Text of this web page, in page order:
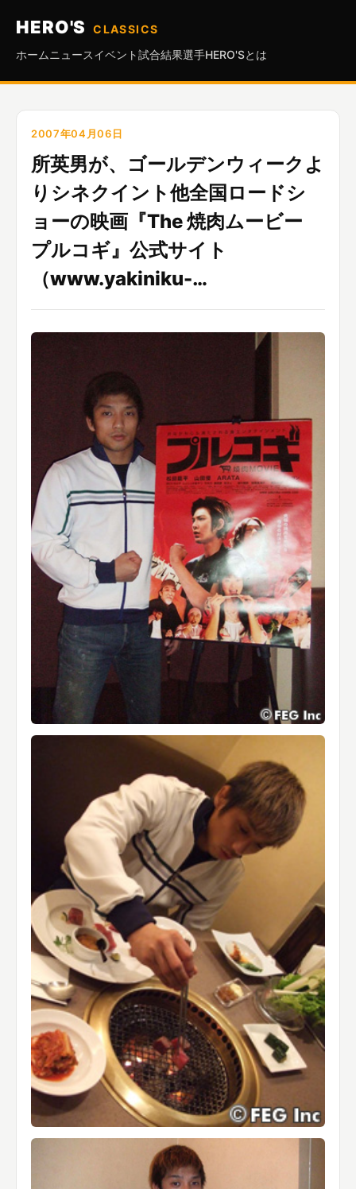
HERO'S
CLASSICS
ホーム ニュースイベント試合結果選手HERO'Sとは
2007年04月06日
所英男が、ゴールデンウィークよ
りシネクイント他全国ロードシ
ョーの映画『The 焼肉ムービー
プルコギ』公式サイト
（www.yakiniku-…